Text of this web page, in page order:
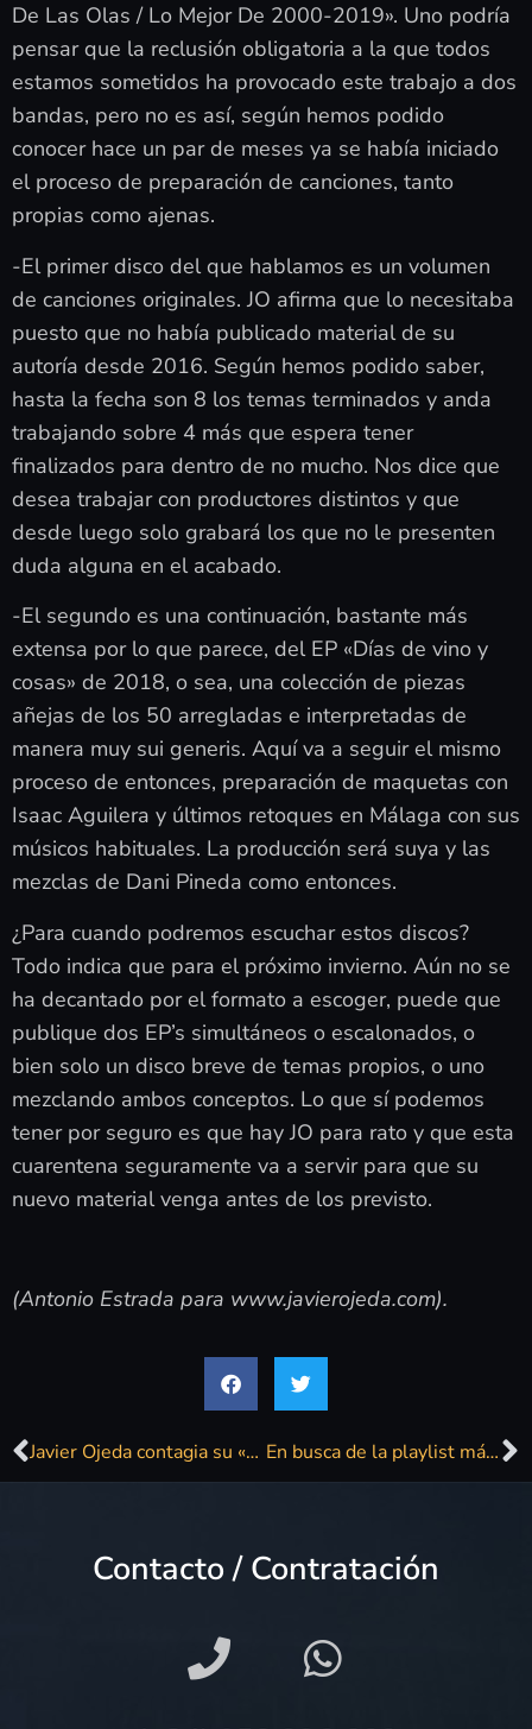
De Las Olas / Lo Mejor De 2000-2019». Uno podría
pensar que la reclusión obligatoria a la que todos
estamos sometidos ha provocado este trabajo a dos
bandas, pero no es así, según hemos podido
conocer hace un par de meses ya se había iniciado
el proceso de preparación de canciones, tanto
propias como ajenas.
-El primer disco del que hablamos es un volumen
de canciones originales. JO afirma que lo necesitaba
puesto que no había publicado material de su
autoría desde 2016. Según hemos podido saber,
hasta la fecha son 8 los temas terminados y anda
trabajando sobre 4 más que espera tener
finalizados para dentro de no mucho. Nos dice que
desea trabajar con productores distintos y que
desde luego solo grabará los que no le presenten
duda alguna en el acabado.
-El segundo es una continuación, bastante más
extensa por lo que parece, del EP «Días de vino y
cosas» de 2018, o sea, una colección de piezas
añejas de los 50 arregladas e interpretadas de
manera muy sui generis. Aquí va a seguir el mismo
proceso de entonces, preparación de maquetas con
Isaac Aguilera y últimos retoques en Málaga con sus
músicos habituales. La producción será suya y las
mezclas de Dani Pineda como entonces.
¿Para cuando podremos escuchar estos discos?
Todo indica que para el próximo invierno. Aún no se
ha decantado por el formato a escoger, puede que
publique dos EP’s simultáneos o escalonados, o
bien solo un disco breve de temas propios, o uno
mezclando ambos conceptos. Lo que sí podemos
tener por seguro es que hay JO para rato y que esta
cuarentena seguramente va a servir para que su
nuevo material venga antes de los previsto.
(Antonio Estrada para www.javierojeda.com).
Javier Ojeda contagia su «alegría» con un karaoke improvisado desde su casa En busca de la playlist más malaguita
Contacto / Contratación